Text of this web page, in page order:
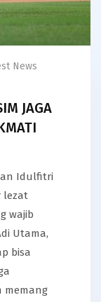
News
JAGA
Idulfitri
lezat
wajib
Utama,
bisa
memang